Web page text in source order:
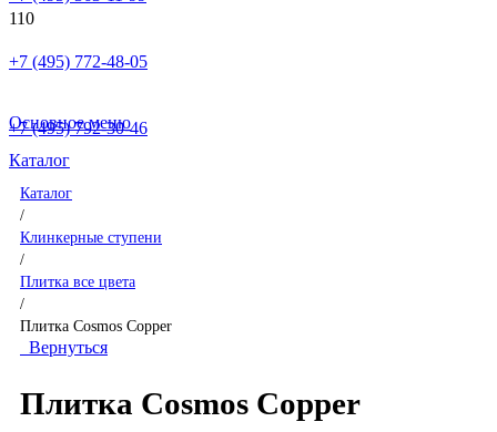
+7 (495) 772-48-05
+7 (495) 792-30-46
Основное меню
Каталог
Каталог
/
Клинкерные ступени
/
Плитка все цвета
/
Плитка Cosmos Copper
Вернуться
Плитка Cosmos Copper